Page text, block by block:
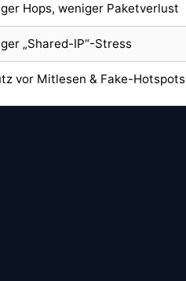
Hops, weniger Paketverlust
„Shared-IP“-Stress
vor Mitlesen & Fake-Hotspots